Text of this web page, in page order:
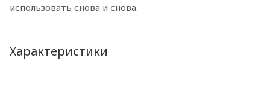
использовать снова и снова.
Характеристики